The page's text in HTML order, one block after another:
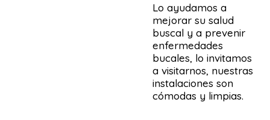
Lo ayudamos a
mejorar su salud
buscal y a prevenir
enfermedades
bucales, lo invitamos
a visitarnos, nuestras
instalaciones son
cómodas y limpias.